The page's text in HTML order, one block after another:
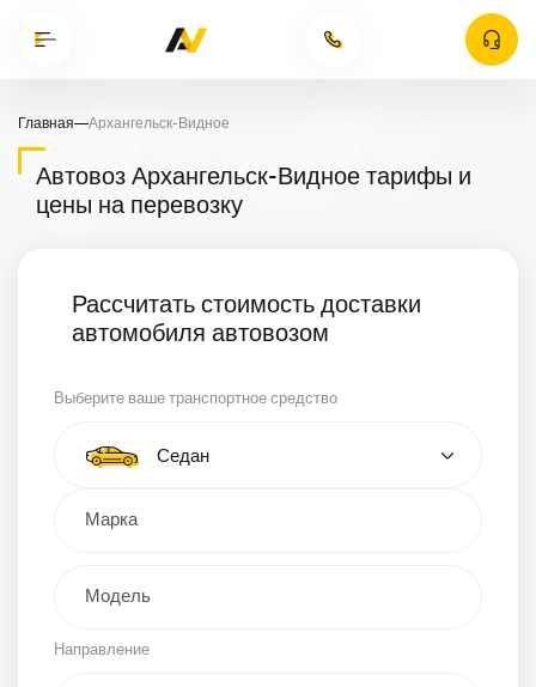
Главная—Архангельск-Видное
Автовоз Архангельск-Видное тарифы и
цены на перевозку
Рассчитать стоимость доставки
автомобиля автовозом
Выберите ваше транспортное средство
Тип автомобиля
Седан
Кроссовер
Направление